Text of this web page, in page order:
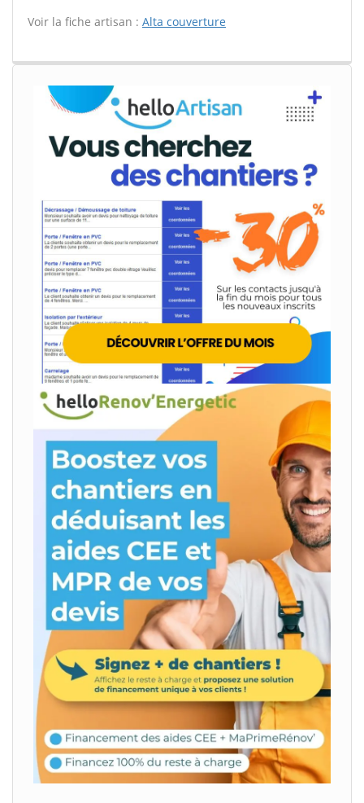
Voir la fiche artisan : Alta couverture